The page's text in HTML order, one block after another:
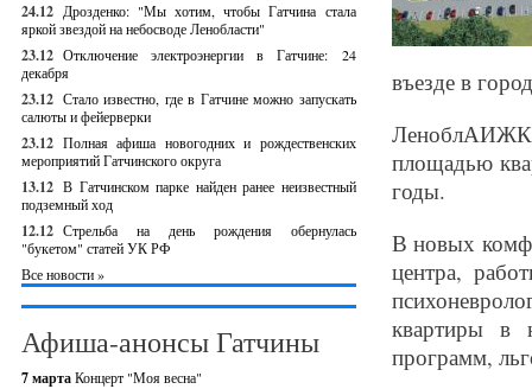
24.12 Дрозденко: "Мы хотим, чтобы Гатчина стала
яркой звездой на небосводе Ленобласти"
23.12 Отключение электроэнергии в Гатчине: 24
декабря
23.12 Стало известно, где в Гатчине можно запускать
салюты и фейерверки
23.12 Полная афиша новогодних и рождественских
мероприятий Гатчинского округа
13.12 В Гатчинском парке найден ранее неизвестный
подземный ход
12.12 Стрельба на день рождения обернулась
"букетом" статей УК РФ
Все новости »
Афиша-анонсы Гатчины
7 мартаКонцерт "Моя весна"
въезде в
ЛеноблАИЖК
площадью
годы.
В новых
центра,
квартиры в
программ,